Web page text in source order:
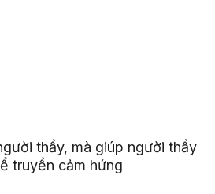
thầy, mà giúp người thầy
truyền cảm hứng